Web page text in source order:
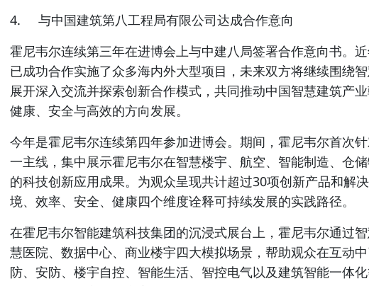
4. 与中国建筑第八工程局有限公司达成合作意向
霍尼韦尔连续第三年在进博会上与中建八局签署合作意向书。
已成功合作实施了众多海内外大型项目，未来双方将继续围绕
展开深入交流并探索创新合作模式，共同推动中国智慧建筑产业
健康、安全与高效的方向发展。
今年是霍尼韦尔连续第四年参加进博会。期间，霍尼韦尔首次
一主线，集中展示霍尼韦尔在智慧楼宇、航空、智能制造、仓
的科技创新应用成果。为观众呈现共计超过30项创新产品和解
境、效率、安全、健康四个维度诠释可持续发展的实践路径。
在霍尼韦尔智能建筑科技集团的沉浸式展台上，霍尼韦尔通过
慧医院、数据中心、商业楼宇四大模拟场景，帮助观众在互动
防、安防、楼宇自控、智能生活、智控电气以及建筑智能一体